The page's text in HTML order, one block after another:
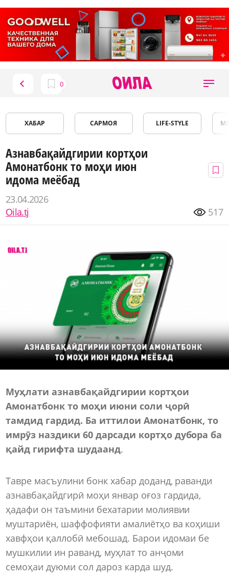
ХАБАР САРМОЯ LIFE-STYLE
Азнавбақайдгирии кортҳои
Амонатбонк то моҳи июн
идома меёбад
23.04.2026
Oila.tj
517
Муҳлати азнавбақайдгирии кортҳои
Амонатбонк то моҳи июни соли ҷорӣ
тамдид гардид. Ба иттилои Амонатбонк, то
имрӯз наздики 60 дарсади кортҳо дубора ба
қайд гирифта шудаанд.
Тавре масъулини бонк хабар доданд, раванди
азнавбақайдгирӣ моҳи январ оғоз гардида,
ҳадафи он таъмини бехатарии молиявии
муштариён, шаффофияти амалиётҳо ва коҳиши
хавфҳои қаллобӣ мебошад. Барои идомаи бе
мушкилии ин раванд, муҳлат то анҷоми
семоҳаи дуюми сол дароз карда шуд.